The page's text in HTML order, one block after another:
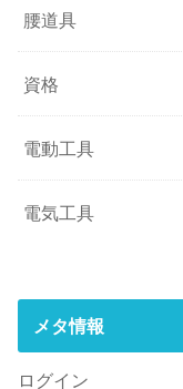
腰道具
資格
電動工具
電気工具
メタ情報
ログイン